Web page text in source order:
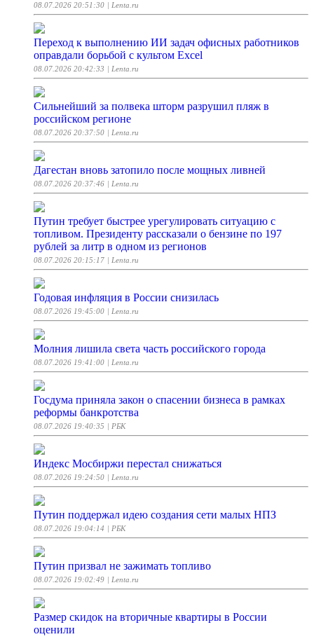
08.07.2026 20:51:30 | Lenta.ru
Переход к выполнению ИИ задач офисных работников
оправдали борьбой с культом Excel
08.07.2026 20:42:33 | Lenta.ru
Сильнейший за полвека шторм разрушил пляж в
российском регионе
08.07.2026 20:37:50 | Lenta.ru
Дагестан вновь затопило после мощных ливней
08.07.2026 20:37:46 | Lenta.ru
Путин требует быстрее урегулировать ситуацию с
топливом. Президенту рассказали о бензине по 197
рублей за литр в одном из регионов
08.07.2026 20:15:17 | Lenta.ru
Годовая инфляция в России снизилась
08.07.2026 19:45:00 | Lenta.ru
Молния лишила света часть российского города
08.07.2026 19:41:00 | Lenta.ru
Госдума приняла закон о спасении бизнеса в рамках
реформы банкротства
08.07.2026 19:40:35 | РБК
Индекс Мосбиржи перестал снижаться
08.07.2026 19:24:50 | Lenta.ru
Путин поддержал идею создания сети малых НПЗ
08.07.2026 19:04:14 | РБК
Путин призвал не зажимать топливо
08.07.2026 19:02:49 | Lenta.ru
Размер скидок на вторичные квартиры в России
оценили